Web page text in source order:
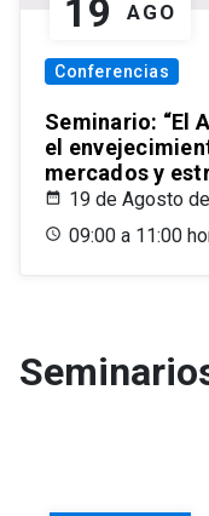
19 AGO
Conferencias
Seminario: “El
el
mercados y
19 de Agosto
09:00 a 11:00